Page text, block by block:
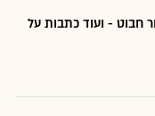
חבוט - ועוד כתבות על